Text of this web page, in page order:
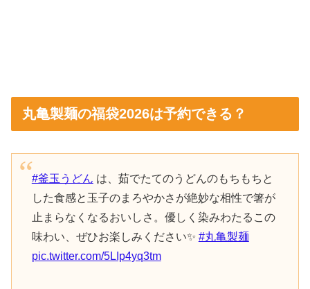
丸亀製麺の福袋2026は予約できる？
#釜玉うどん は、茹でたてのうどんのもちもちと
した食感と玉子のまろやかさが絶妙な相性で箸が
止まらなくなるおいしさ。優しく染みわたるこの
味わい、ぜひお楽しみください✨ #丸亀製麺
pic.twitter.com/5LIp4yq3tm